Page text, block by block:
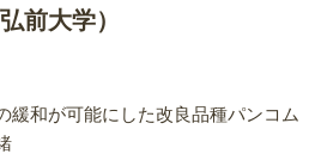
前大学）
緩和が可能にした改良品種パンコム